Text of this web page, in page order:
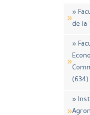
»
de la
»
(634)
»